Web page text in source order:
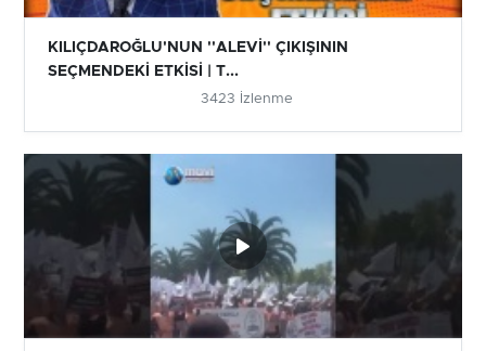
KILIÇDAROĞLU'NUN ''ALEVİ'' ÇIKIŞININ
SEÇMENDEKİ ETKİSİ | T...
3423 İzlenme